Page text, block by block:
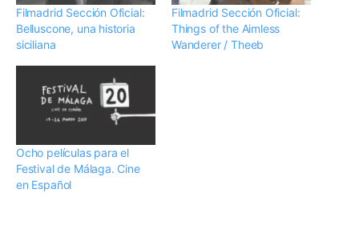
Filmadrid Sección Oficial:
Belluscone, una historia
siciliana
Filmadrid Sección Oficial:
Things of the Aimless
Wanderer / Theeb
Ocho películas para el
Festival de Málaga. Cine
en Español